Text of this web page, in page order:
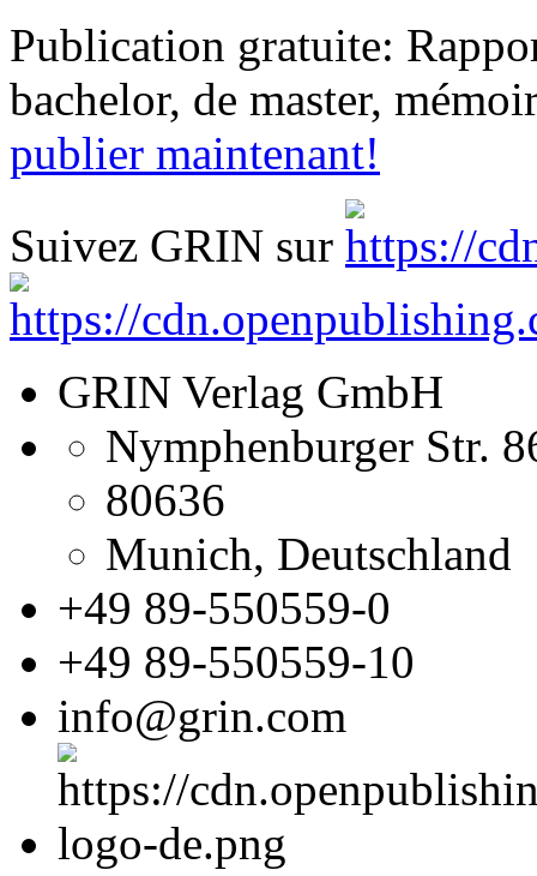
Publication gratuite:
bachelor, de master,
publier maintenant!
Suivez GRIN sur
GRIN Verlag GmbH
Nymphenburger Str.
80636
Munich, Deutschland
+49 89-550559-0
+49 89-550559-10
info@grin.com